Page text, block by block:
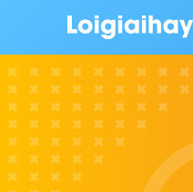
Tổng hợp các bài văn
về tác phẩm Chữ
Tổng hợp các cách
bài cho tác phẩm
tù
Hạnh phúc của một
- Vũ Trọng Phụng